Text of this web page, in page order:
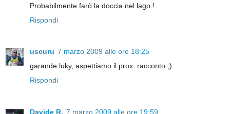
Probabilmente farò la doccia nel lago !
Rispondi
uscuru 7 marzo 2009 alle ore 18:25
garande luky, aspettiamo il prox. racconto ;)
Rispondi
Davide R. 7 marzo 2009 alle ore 19:59